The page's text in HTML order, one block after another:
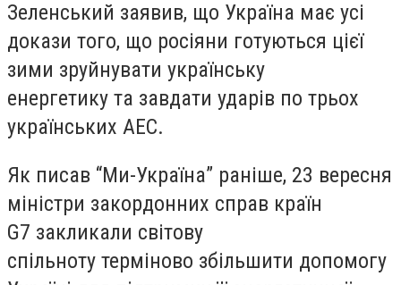
Зеленський заявив, що Україна має усі
докази того, що росіяни готуються цієї
зими зруйнувати українську
енергетику та завдати ударів по трьох
українських АЕС.
Як писав “Ми-Україна” раніше, 23 вересня
міністри закордонних справ країн
G7 закликали світову
спільноту терміново збільшити допомогу